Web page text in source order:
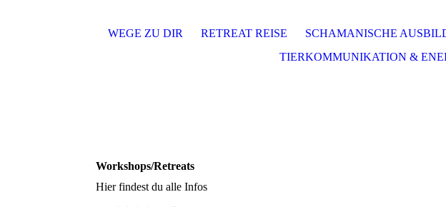
WEGE ZU DIR RETREAT REISE SCHAMANISCHE
TIERKOMMUNIKATION &
Workshops/Retreats
Hier findest du alle Infos